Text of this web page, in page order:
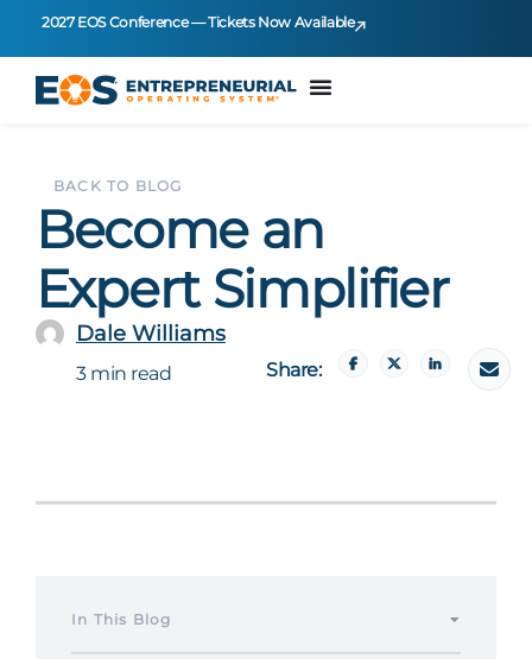
2027 EOS Conference — Tickets Now Available
BACK TO BLOG
Become an
Expert Simplifier
Dale Williams
3 min read Share:
In This Blog